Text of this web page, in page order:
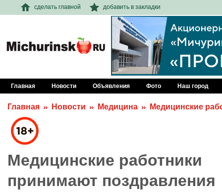
сделать главной добавить в закладки
Главная Новости Объявления Фото Наш город
Главная Новости Медицина Медицинские
Медицинские работники
принимают поздравления